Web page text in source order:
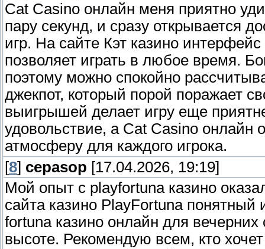
Cat Casino онлайн меня приятно
пару секунд, и сразу открывается
игр. На сайте Кэт казино
позволяет играть в любое время.
поэтому можно спокойно
джекпот, который порой поражает
выигрышей делает игру еще
удовольствие, а Cat Casino онлайн
атмосферу для каждого игрока.
[8] cepasop [17.04.2026, 19:19]
Мой опыт с playfortuna казино
сайта казино PlayFortuna
fortuna казино онлайн для
высоте. Рекомендую всем, кто